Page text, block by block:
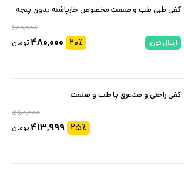
کفی طبی طب و صنعت مخصوص خارپاشنه بدون پنجه
۶۰۰,۰۰۰
ارسال فوری ۲۰٪ ۴۸۰,۰۰۰ تومان
کفی راحتی و ضدعرق پا طب و صنعت
۵۵۰,۰۰۰
۲۵٪ ۴۱۳,۹۹۹ تومان